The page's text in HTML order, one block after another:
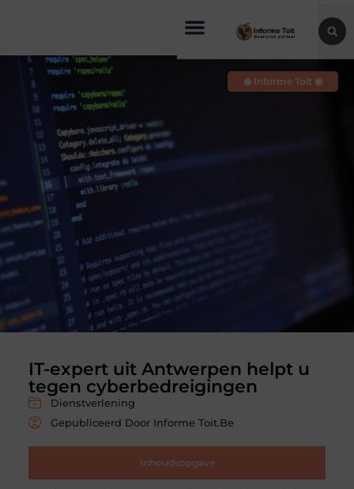
IT-expert uit Antwerpen helpt u
tegen cyberbedreigingen
Dienstverlening
Gepubliceerd Door Informe Toit.be
Inhoudsopgave
◉ Informe Toit ◉